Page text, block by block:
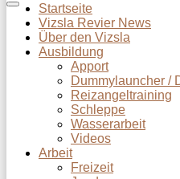
Startseite
Vizsla Revier News
Über den Vizsla
Ausbildung
Apport
Dummylauncher /
Reizangeltraining
Schleppe
Wasserarbeit
Videos
Arbeit
Freizeit